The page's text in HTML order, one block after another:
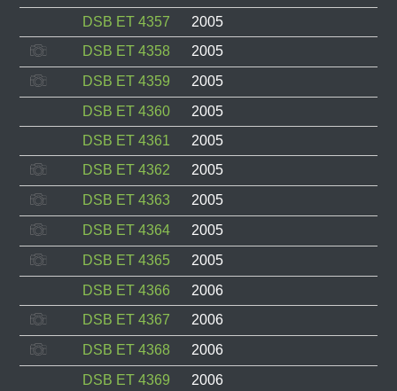
DSB ET 4357
2005
DSB ET 4358
2005
DSB ET 4359
2005
DSB ET 4360
2005
DSB ET 4361
2005
DSB ET 4362
2005
DSB ET 4363
2005
DSB ET 4364
2005
DSB ET 4365
2005
DSB ET 4366
2006
DSB ET 4367
2006
DSB ET 4368
2006
DSB ET 4369
2006